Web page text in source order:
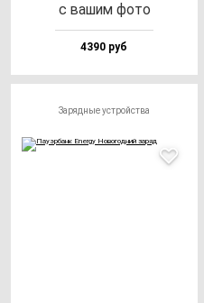
с ва­шим фо­то
4390 руб
Зарядные устройства